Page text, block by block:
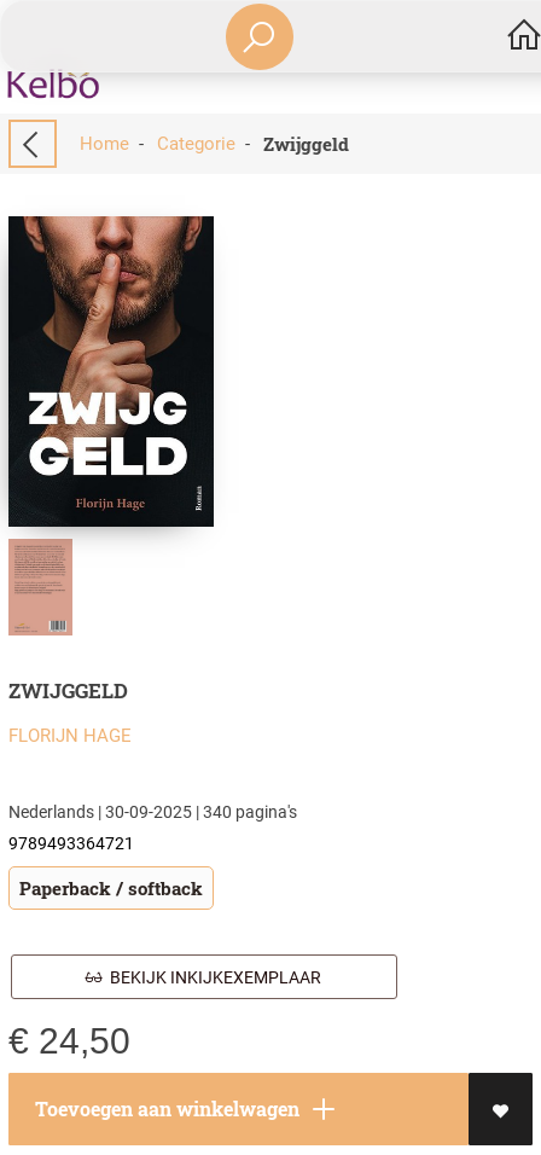
Home- Categorie- Zwijggeld
ZWIJGGELD
FLORIJN HAGE
Nederlands | 30-09-2025 | 340 pagina's
9789493364721
Paperback / softback
BEKIJK INKIJKEXEMPLAAR
€ 24,50
Toevoegen aan winkelwagen